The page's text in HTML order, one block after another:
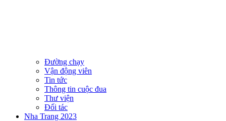
Đường chạy
Vận động viên
Tin tức
Thông tin cuộc đua
Thư viện
Đối tác
Nha Trang 2023